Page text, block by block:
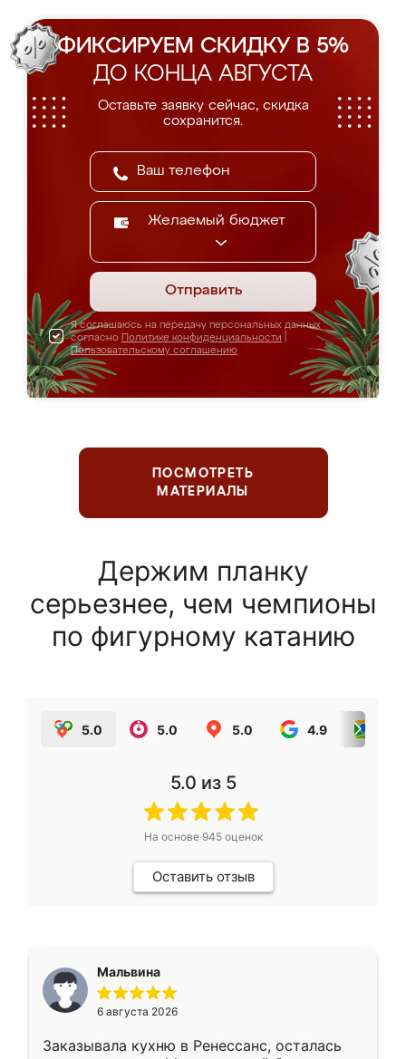
ФИКСИРУЕМ СКИДКУ В 5%
ДО КОНЦА АВГУСТА
Оставьте заявку сейчас, скидка
сохранится.
Желаемый бюджет
Отправить
Я соглашаюсь на передачу персональных данных
согласно Политике конфиденциальности
Пользовательскому соглашению
ПОСМОТРЕТЬ
МАТЕРИАЛЫ
Держим планку
серьезнее, чем чемпионы
по фигурному катанию
5.0 5.0 5.0 4.9
5.0 из 5
На основе 945оценок
Оставить отзыв
Мальвина
6 августа 2026
Заказывала кухню в Ренессанс, осталась